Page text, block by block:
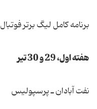
برنامه كامل لیگ برتر فوتبال
هفته اول، 29 و 30 تیر
نفت آبادان ـ پرسپولیس